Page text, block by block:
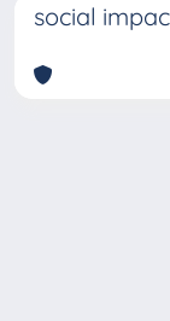
social